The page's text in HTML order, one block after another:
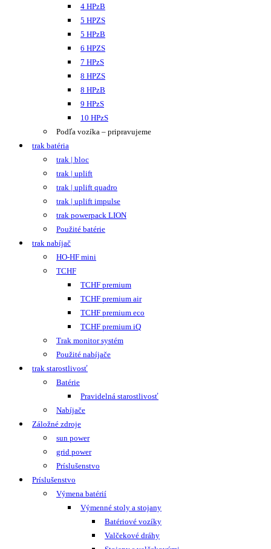
4 HPzB
5 HPZS
5 HPzB
6 HPZS
7 HPzS
8 HPZS
8 HPzB
9 HPzS
10 HPzS
Podľa vozíka – pripravujeme
trak batéria
trak | bloc
trak | uplift
trak | uplift quadro
trak | uplift impulse
trak powerpack LION
Použité batérie
trak nabíjač
HO-HF mini
TCHF
TCHF premium
TCHF premium air
TCHF premium eco
TCHF premium iQ
Trak monitor systém
Použité nabíjače
trak starostlivosť
Batérie
Pravidelná starostlivosť
Nabíjače
Záložné zdroje
sun power
grid power
Príslušenstvo
Príslušenstvo
Výmena batérií
Výmenné stoly a stojany
Batériové vozíky
Valčekové dráhy